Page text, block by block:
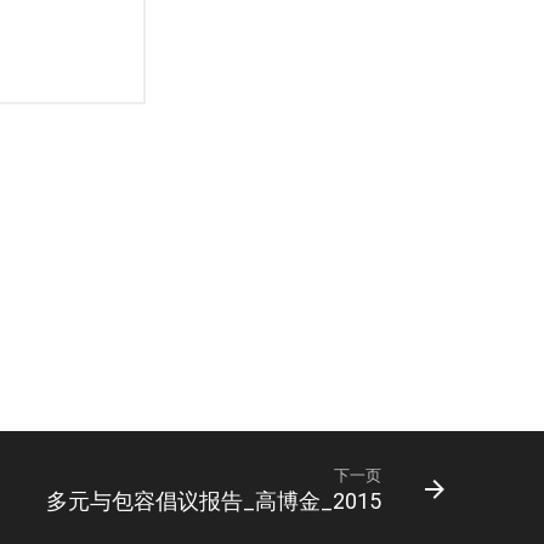
下一页
多元与包容倡议报告_高博金_2015